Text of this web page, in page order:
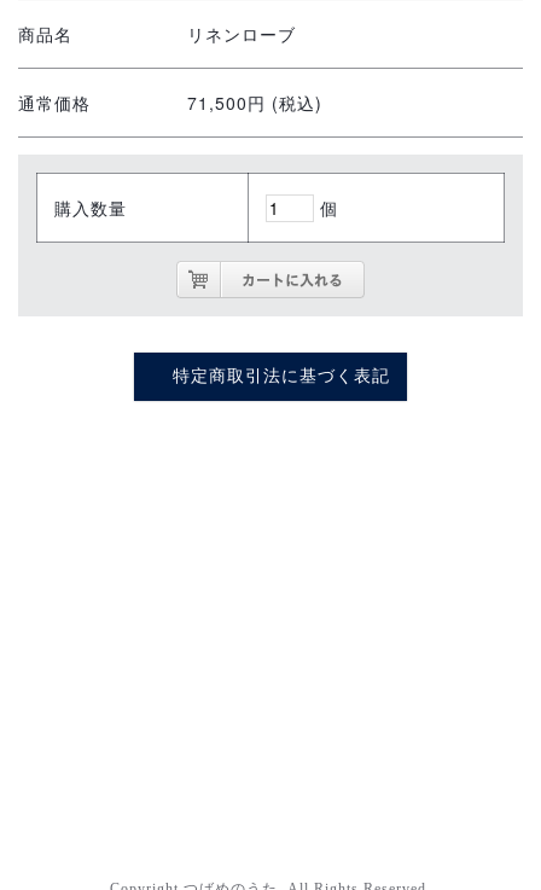
商品名 リネンローブ
通常価格 71,500円 (税込)
購入数量 個
特定商取引法に基づく表記